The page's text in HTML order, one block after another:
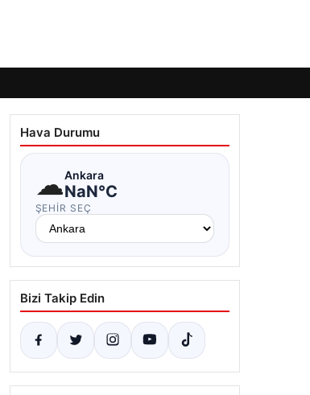
Hava Durumu
☁Ankara
NaN°C
ŞEHIR SEÇ
Bizi Takip Edin